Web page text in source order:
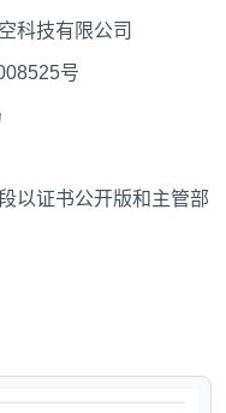
科技有限公司
号
以证书公开版和主管部